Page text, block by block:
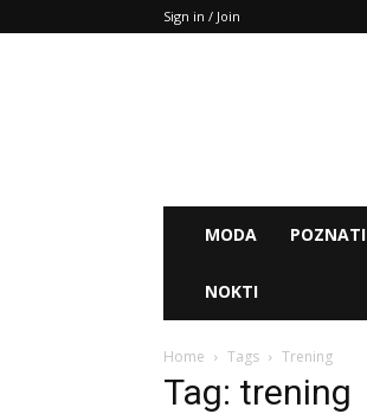
Sign in / Join
MODA POZNATI
NOKTI
Home Tags Trening
Tag: trening